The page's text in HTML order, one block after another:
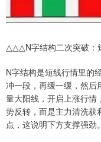
△△△N字结构二次突破：
N字结构是短线行情里的
冲一段，再缓一缓，然后
量大阳线，开启上涨行情
势反转，而是主力清洗获
点，这说明下方支撑强劲。